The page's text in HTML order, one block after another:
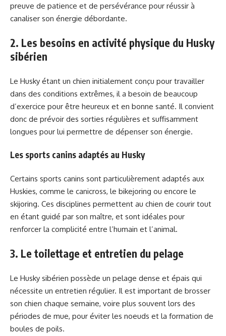
preuve de patience et de persévérance pour réussir à
canaliser son énergie débordante.
2. Les besoins en activité physique du Husky
sibérien
Le Husky étant un chien initialement conçu pour travailler
dans des conditions extrêmes, il a besoin de beaucoup
d’exercice pour être heureux et en bonne santé. Il convient
donc de prévoir des sorties régulières et suffisamment
longues pour lui permettre de dépenser son énergie.
Les sports canins adaptés au Husky
Certains sports canins sont particulièrement adaptés aux
Huskies, comme le canicross, le bikejoring ou encore le
skijoring. Ces disciplines permettent au chien de courir tout
en étant guidé par son maître, et sont idéales pour
renforcer la complicité entre l’humain et l’animal.
3. Le toilettage et entretien du pelage
Le Husky sibérien possède un pelage dense et épais qui
nécessite un entretien régulier. Il est important de brosser
son chien chaque semaine, voire plus souvent lors des
périodes de mue, pour éviter les noeuds et la formation de
boules de poils.